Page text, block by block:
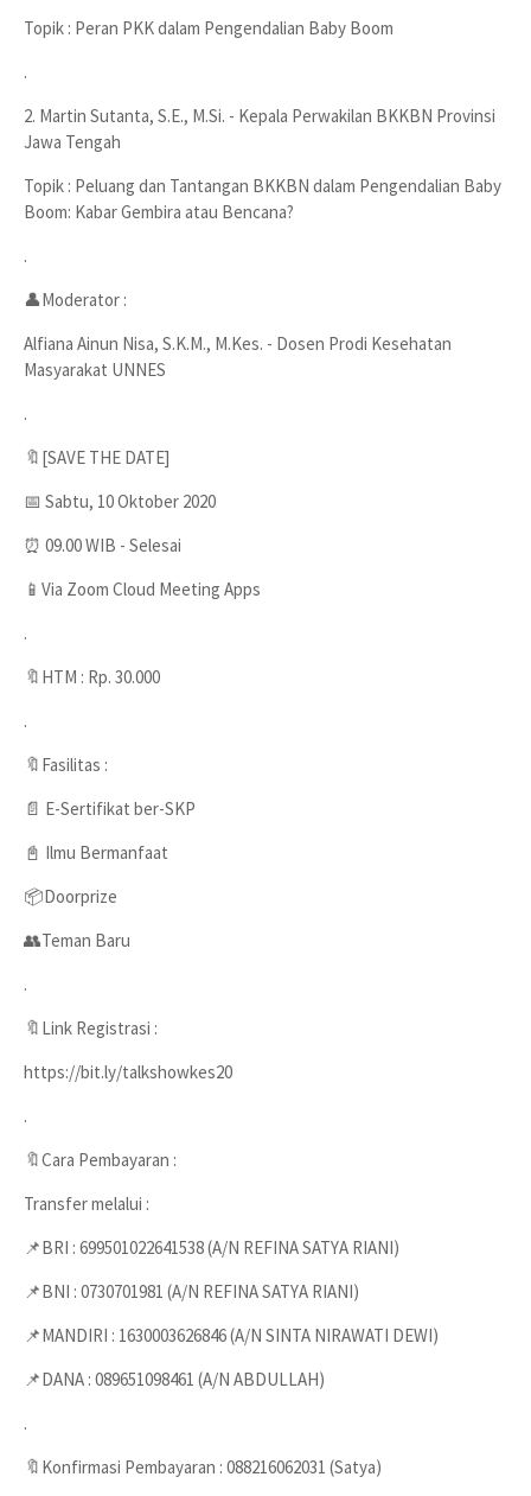
Topik : Peran PKK dalam Pengendalian Baby Boom
.
2. Martin Sutanta, S.E., M.Si. - Kepala Perwakilan BKKBN Provinsi
Jawa Tengah
Topik : Peluang dan Tantangan BKKBN dalam Pengendalian Baby
Boom: Kabar Gembira atau Bencana?
.
👤Moderator :
Alfiana Ainun Nisa, S.K.M., M.Kes. - Dosen Prodi Kesehatan
Masyarakat UNNES
.
🔖[SAVE THE DATE]
📅 Sabtu, 10 Oktober 2020
⏰ 09.00 WIB - Selesai
📱Via Zoom Cloud Meeting Apps
.
🔖HTM : Rp. 30.000
.
🔖Fasilitas :
📄 E-Sertifikat ber-SKP
📓 Ilmu Bermanfaat
📦Doorprize
👥Teman Baru
.
🔖Link Registrasi :
https://bit.ly/talkshowkes20
.
🔖Cara Pembayaran :
Transfer melalui :
📌BRI : 699501022641538 (A/N REFINA SATYA RIANI)
📌BNI : 0730701981 (A/N REFINA SATYA RIANI)
📌MANDIRI : 1630003626846 (A/N SINTA NIRAWATI DEWI)
📌DANA : 089651098461 (A/N ABDULLAH)
.
🔖Konfirmasi Pembayaran : 088216062031 (Satya)